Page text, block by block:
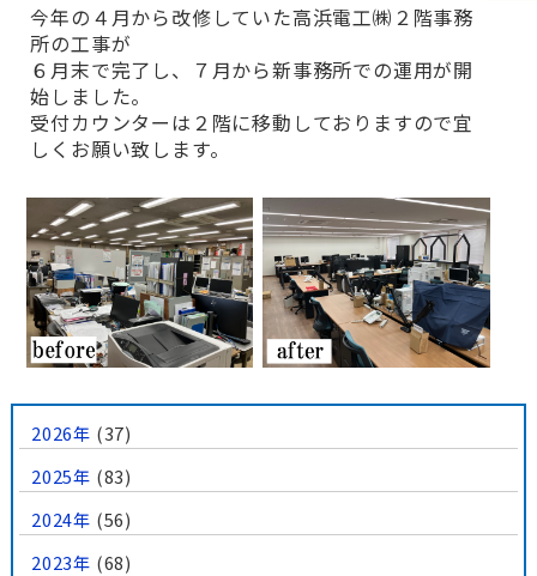
今年の４月から改修していた高浜電工㈱２階事務
所の工事が
６月末で完了し、７月から新事務所での運用が開
始しました。
受付カウンターは２階に移動しておりますので宜
しくお願い致します。
2026年 (37)
2025年 (83)
2024年 (56)
2023年 (68)